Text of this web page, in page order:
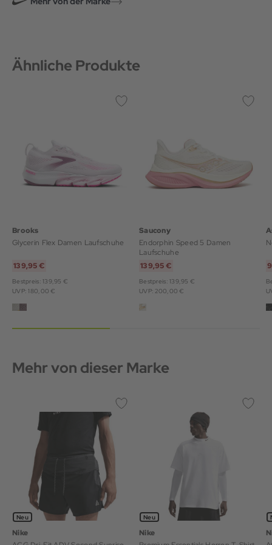
Ähnliche Produkte
Brooks
Glycerin Flex Damen Laufschuhe
139,95 €
Bestpreis: 139,95 €
UVP: 180,00 €
Saucony
Endorphin Speed 5 Damen
Laufschuhe
139,95 €
Bestpreis: 139,95 €
UVP: 200,00 €
Mehr von dieser Marke
Neu
Nike
Neu
Nike